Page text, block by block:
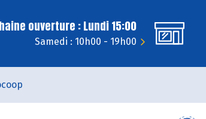
ouverture : Lundi 15:00
Samedi : 10h00 - 19h00